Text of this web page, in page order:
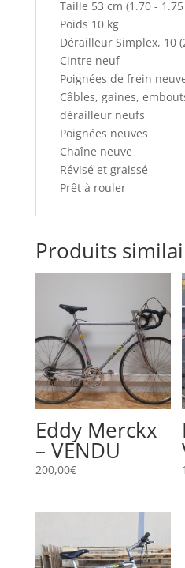
Taille 53 cm (1.70 -
Poids 10 kg
Dérailleur Simplex, 10
Cintre neuf
Poignées de frein
Câbles, gaines,
dérailleur neufs
Poignées neuves
Chaîne neuve
Révisé et graissé
Prêt à rouler
Produits
Eddy Merckx
– VENDU
200,00€